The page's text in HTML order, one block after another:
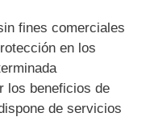
fines comerciales
en los
los beneficios de
de servicios